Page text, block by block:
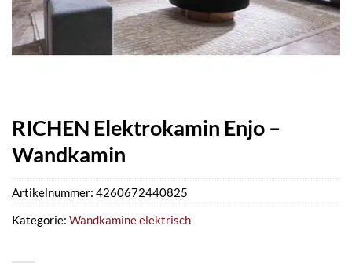
RICHEN Elektrokamin Enjo –
Wandkamin
Artikelnummer: 4260672440825
Kategorie: Wandkamine elektrisch